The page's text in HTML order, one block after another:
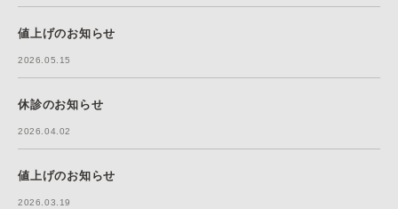
値上げのお知らせ
2026.05.15
休診のお知らせ
2026.04.02
値上げのお知らせ
2026.03.19